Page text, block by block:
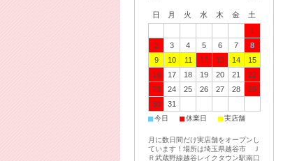
日 月 火 水 木 金
土
1
2
3 4 5 6 7
8
9
10 11 12 13 14
15
16
17 18 19 20 21
22
23
24 25 26 27 28
29
30
31
■今日 ■休業日 ■実店舗
月に数日間だけ実店舗をオープンし
ています！場所は埼玉県越谷市 Ｊ
Ｒ武蔵野線越谷レイクタウン駅南口